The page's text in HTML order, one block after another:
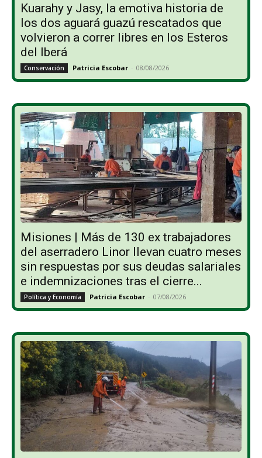
Kuarahy y Jasy, la emotiva historia de
los dos aguará guazú rescatados que
volvieron a correr libres en los Esteros
del Iberá
Conservación Patricia Escobar - 08/08/2026
Misiones | Más de 130 ex trabajadores
del aserradero Linor llevan cuatro meses
sin respuestas por sus deudas salariales
e indemnizaciones tras el cierre...
Política y Economía Patricia Escobar - 07/08/2026